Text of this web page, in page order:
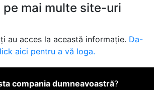
pe mai multe site-uri
au acces la această informație. Da-
aici pentru a vă loga.
compania dumneavoastră?